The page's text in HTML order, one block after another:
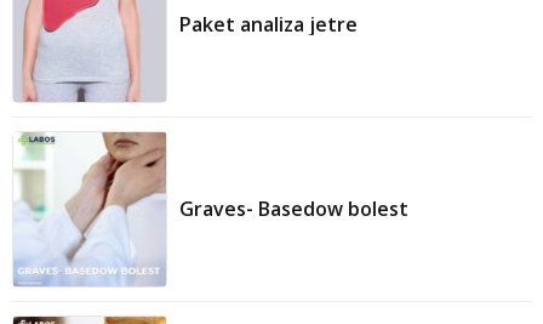
Dijagnoza
Dijagnoza
Paket analiza jetre
Graves- Basedow bolest